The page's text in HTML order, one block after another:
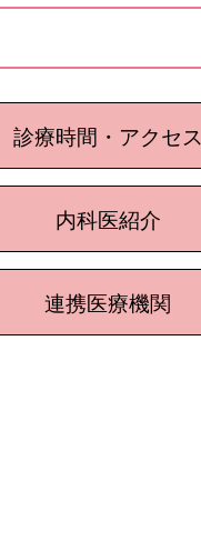
診療時間・アクセス
内科医紹介
連携医療機関